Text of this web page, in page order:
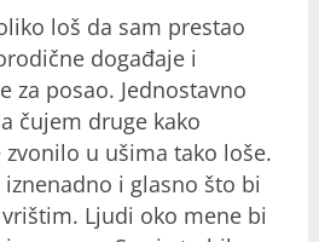
loš da sam prestao
događaje i
za posao. Jednostavno
čujem druge kako
u ušima tako loše.
i glasno što bi
Ljudi oko mene bi